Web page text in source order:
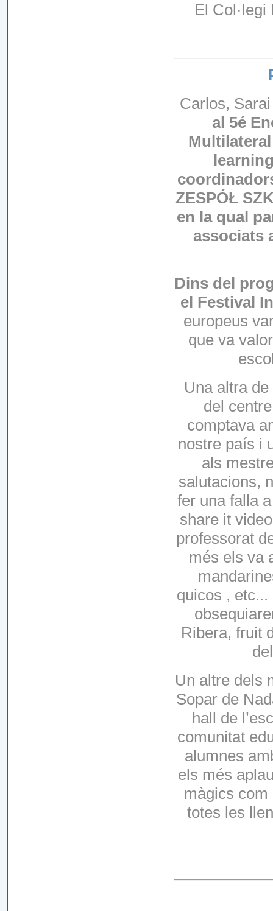
El
Carlos,
al 5é
ZESPÓŁ
en la qual
associats
Dins del
el Festival
europeus
que va
Una altra
del
comptava
nostre país i
als
salutacions,
fer una falla
share it
professorat
més els va
quicos ,
Ribera, fruit
Un altre dels
Sopar de
hall de
comunitat
alumnes
els més
màgics com
totes les